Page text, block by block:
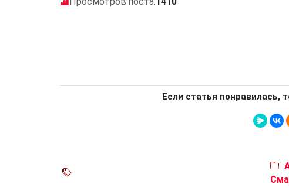
Если статья понравилась,